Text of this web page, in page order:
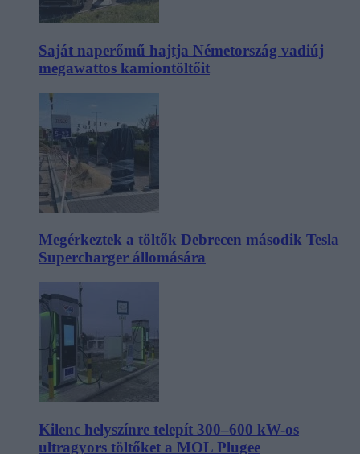
Saját naperőmű hajtja Németország vadiúj
megawattos kamiontöltőit
Megérkeztek a töltők Debrecen második Tesla
Supercharger állomására
Kilenc helyszínre telepít 300–600 kW-os
ultragyors töltőket a MOL Plugee